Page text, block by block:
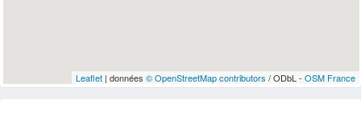
Leaflet| données © OpenStreetMap contributors / ODbL - OSM France